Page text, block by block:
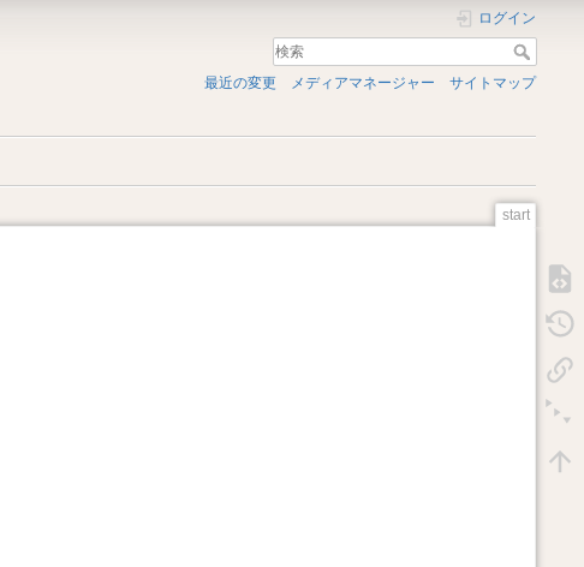
ログイン
最近の変更 メディアマネージャー サイトマップ
start